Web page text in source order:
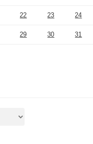
22 23 24
29 30 31